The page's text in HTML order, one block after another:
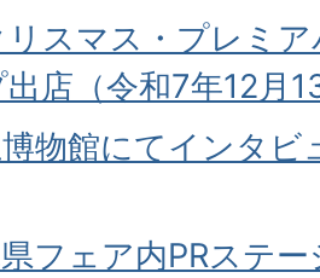
リスマス・プレミ
店（令和7年12月
物館にてインタビ
フェア内PRステ